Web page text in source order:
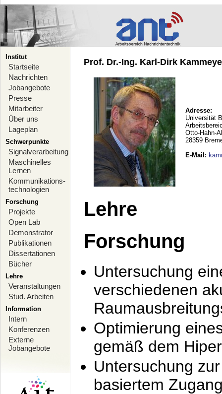
Institut
Startseite
Nachrichten
Jobangebote
Presse
Mitarbeiter
Über uns
Lageplan
Schwerpunkte
Signalverarbeitung
Maschinelles
Lernen
Kommunikations-
technologien
Forschung
Projekte
Open Lab
Demonstrator
Publikationen
Dissertationen
Bücher
Lehre
Veranstaltungen
Stud. Arbeiten
Information
Intern
Konferenzen
Externe
Jobangebote
Prof. Dr.-Ing. Karl-Dirk
Adresse:
Universität
Otto-Hahn-
28359
E-Mail :
Lehre
Forschung
Untersuchung
verschiedenen
Optimierung
gemäß dem
Untersuchung
basiertem